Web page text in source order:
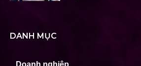
DANH MỤC
Doanh nghiệp